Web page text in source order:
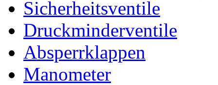
Sicherheitsventile
Druckminderventile
Absperrklappen
Manometer